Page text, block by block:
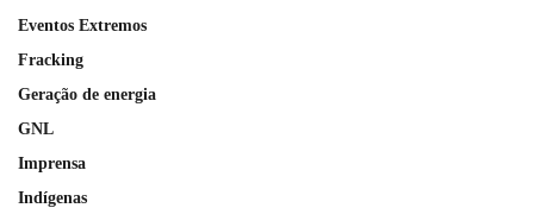
Eventos Extremos
Fracking
Geração de energia
GNL
Imprensa
Indígenas